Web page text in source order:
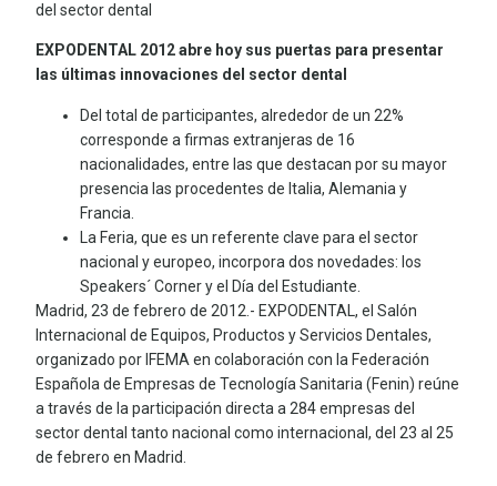
del sector dental
EXPODENTAL 2012 abre hoy sus puertas para presentar
las últimas innovaciones del sector dental
Del total de participantes, alrededor de un 22%
corresponde a firmas extranjeras de 16
nacionalidades, entre las que destacan por su mayor
presencia las procedentes de Italia, Alemania y
Francia.
La Feria, que es un referente clave para el sector
nacional y europeo, incorpora dos novedades: los
Speakers´ Corner y el Día del Estudiante.
Madrid, 23 de febrero de 2012.- EXPODENTAL, el Salón
Internacional de Equipos, Productos y Servicios Dentales,
organizado por IFEMA en colaboración con la Federación
Española de Empresas de Tecnología Sanitaria (Fenin) reúne
a través de la participación directa a 284 empresas del
sector dental tanto nacional como internacional, del 23 al 25
de febrero en Madrid.